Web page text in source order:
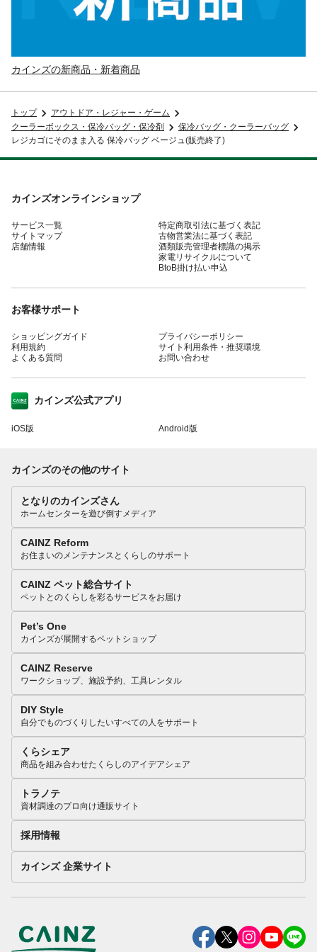
カインズの新商品・新着商品
トップ
アウトドア・レジャー・ゲーム
クーラーボックス・保冷バッグ・保冷剤
保冷バッグ・クーラーバッグ
レジカゴにそのまま入る 保冷バッグ ベージュ(販売終了)
カインズオンラインショップ
サービス一覧
サイトマップ
店舗情報
特定商取引法に基づく表記
古物営業法に基づく表記
酒類販売管理者標識の掲示
家電リサイクルについて
BtoB掛け払い申込
お客様サポート
ショッピングガイド
利用規約
よくある質問
プライバシーポリシー
サイト利用条件・推奨環境
お問い合わせ
カインズ公式アプリ
iOS版 Android版
カインズのその他のサイト
となりのカインズさん
ホームセンターを遊び倒すメディア
CAINZ Reform
お住まいのメンテナンスとくらしのサポート
CAINZ ペット総合サイト
ペットとのくらしを彩るサービスをお届け
Pet’s One
カインズが展開するペットショップ
CAINZ Reserve
ワークショップ、施設予約、工具レンタル
DIY Style
自分でものづくりしたいすべての人をサポート
くらシェア
商品を組み合わせたくらしのアイデアシェア
トラノテ
資材調達のプロ向け通販サイト
採用情報
カインズ 企業サイト